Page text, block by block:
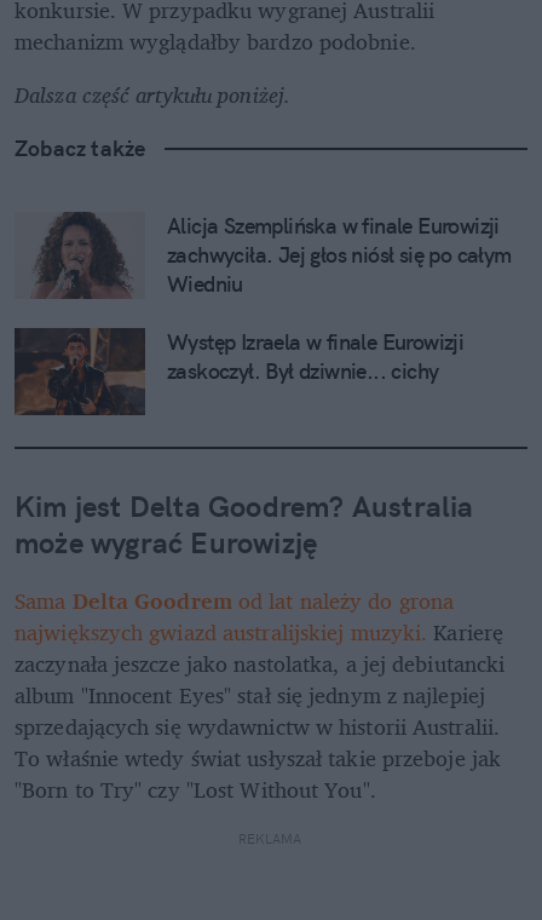
konkursie. W przypadku wygranej Australii
mechanizm wyglądałby bardzo podobnie.
Dalsza część artykułu poniżej.
Zobacz także
Alicja Szemplińska w finale Eurowizji
zachwyciła. Jej głos niósł się po całym
Wiedniu
Występ Izraela w finale Eurowizji
zaskoczył. Był dziwnie... cichy
Kim jest Delta Goodrem? Australia
może wygrać Eurowizję
Sama Delta Goodrem od lat należy do grona
największych gwiazd australijskiej muzyki. Karierę
zaczynała jeszcze jako nastolatka, a jej debiutancki
album "Innocent Eyes" stał się jednym z najlepiej
sprzedających się wydawnictw w historii Australii.
To właśnie wtedy świat usłyszał takie przeboje jak
"Born to Try" czy "Lost Without You".
REKLAMA